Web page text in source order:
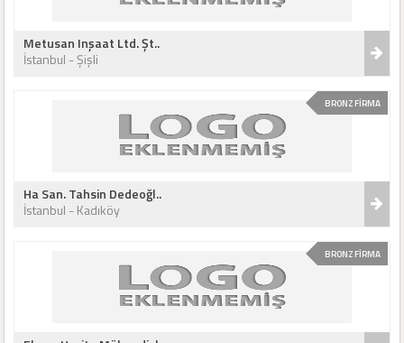
Metusan Inşaat Ltd. Şt..
İstanbul - Şişli
BRONZ FİRMA
Ha San. Tahsin Dedeoğl..
İstanbul - Kadıköy
BRONZ FİRMA